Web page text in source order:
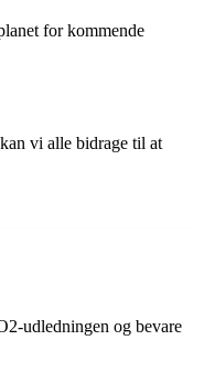
for kommende
vi alle bidrage til at
udledningen og bevare